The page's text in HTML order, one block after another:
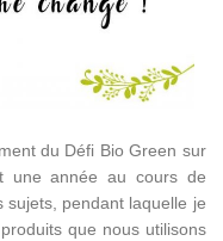
du Défi Bio Green sur
une année au cours de
sujets, pendant laquelle je
que nous utilisons